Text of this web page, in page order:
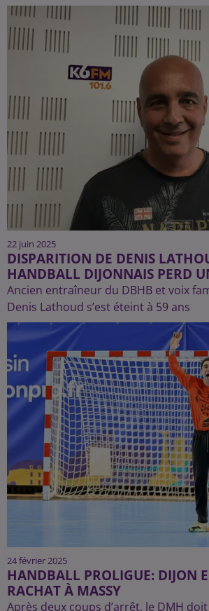
22 juin 2025
DISPARITION DE DENIS
HANDBALL DIJONNAIS PERD
Ancien entraîneur du DBHB et voix
Denis Lathoud s’est éteint à 59 ans
24 février 2025
HANDBALL PROLIGUE: DIJON
RACHAT À MASSY
Après deux coups d’arrêt, le DMH